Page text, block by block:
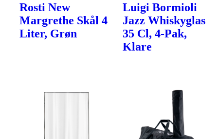
Rosti New
Margrethe Skål 4
Liter, Grøn
Luigi Bormioli
Jazz Whiskyglas
35 Cl, 4-Pak,
Klare